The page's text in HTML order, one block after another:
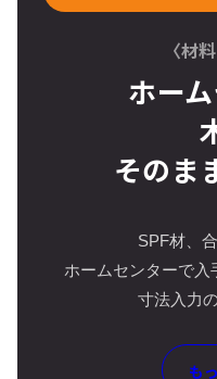
〈材
ホー
そのま
SPF材、
ホームセンターで入
寸法入力
も